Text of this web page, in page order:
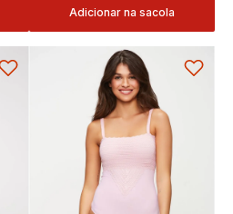
Adicionar na sacola